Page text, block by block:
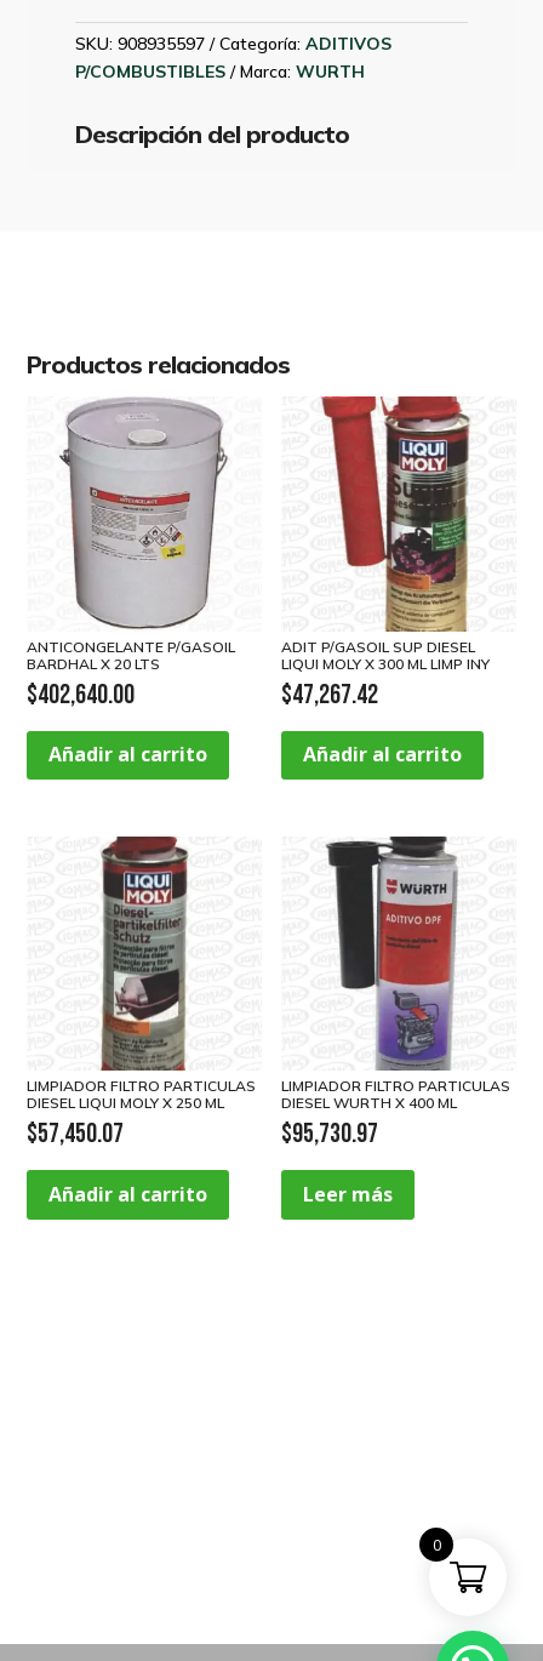
200ML
cantidad
SKU:908935597 Categoría:ADITIVOS
P/COMBUSTIBLES
Marca:WURTH
Descripción del producto
Productos relacionados
ANTICONGELANTE P/GASOIL
BARDHAL X 20 LTS
$402,640.00
Añadir al carrito
ADIT P/GASOIL SUP DIESEL
LIQUI MOLY X 300 ML LIMP INY
$47,267.42
Añadir al carrito
LIMPIADOR FILTRO PARTICULAS
DIESEL LIQUI MOLY X 250 ML
$57,450.07
Añadir al carrito
LIMPIADOR FILTRO PARTICULAS
DIESEL WURTH X 400 ML
$95,730.97
Leer más
0